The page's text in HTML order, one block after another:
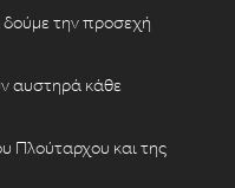
την προσεχή
αυστηρά κάθε
Πλούταρχου και της